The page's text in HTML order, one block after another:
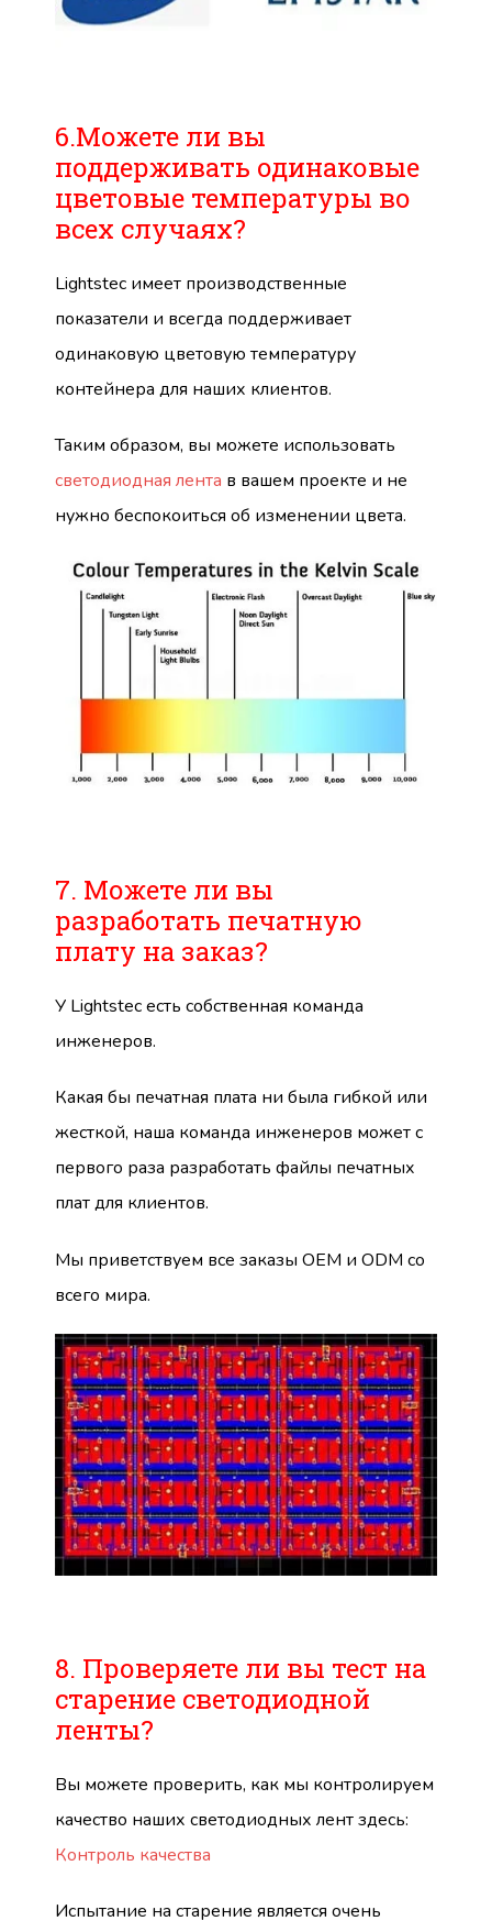
6.Можете ли вы
поддерживать одинаковые
цветовые температуры во
всех случаях?
Lightstec имеет производственные
показатели и всегда поддерживает
одинаковую цветовую температуру
контейнера для наших клиентов.
Таким образом, вы можете использовать
светодиодная лента в вашем проекте и не
нужно беспокоиться об изменении цвета.
7. Можете ли вы
разработать печатную
плату на заказ?
У Lightstec есть собственная команда
инженеров.
Какая бы печатная плата ни была гибкой или
жесткой, наша команда инженеров может с
первого раза разработать файлы печатных
плат для клиентов.
Мы приветствуем все заказы OEM и ODM со
всего мира.
8. Проверяете ли вы тест на
старение светодиодной
ленты?
Вы можете проверить, как мы контролируем
качество наших светодиодных лент здесь:
Контроль качества
Испытание на старение является очень